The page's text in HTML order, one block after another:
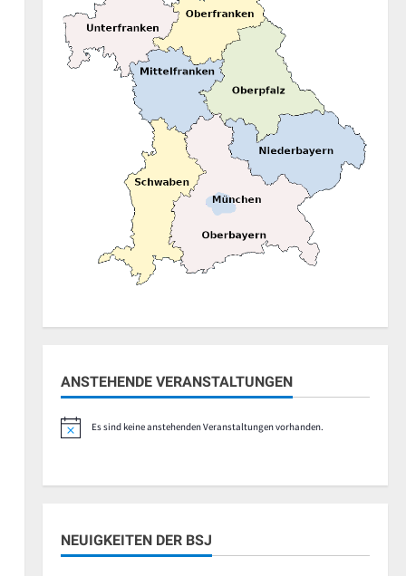
ANSTEHENDE VERANSTALTUNGEN
HinweisEs sind keine anstehenden Veranstaltungen vorhanden.
NEUIGKEITEN DER BSJ